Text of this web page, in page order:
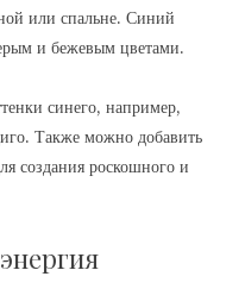
или спальне. Синий
и бежевым цветами.
синего, например,
Также можно добавить
создания роскошного и